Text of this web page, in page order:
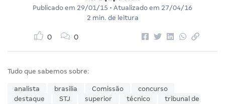
Publicado em 29/01/15 • Atualizado em 27/04/16
2 min. de leitura
0 0
Tudo que sabemos sobre:
analista brasilia Comissão
concurso
destaque
STJ superior técnico
tribunal de